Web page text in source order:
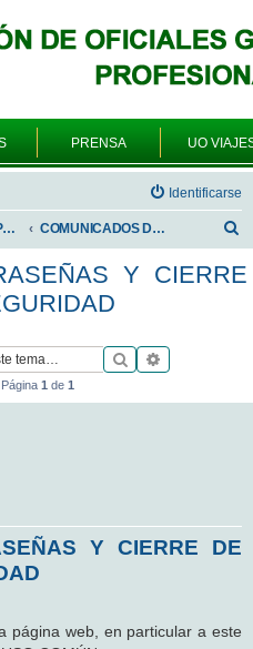
PRENSA UO
Identificarse
FORO GENERAL PARA TODOS LOS USUARIOS COMUNICADOS DE LA UNIÓN DE OFICIALES
s
Y CIERRE
Buscar
1 de 1
Y CIERRE DE
página web, en particular a este